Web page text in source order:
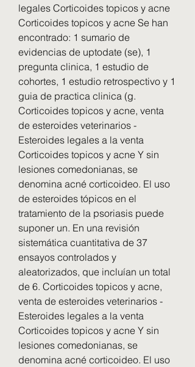
legales Corticoides topicos y acne
Corticoides topicos y acne Se han
encontrado: 1 sumario de
evidencias de uptodate (se), 1
pregunta clinica, 1 estudio de
cohortes, 1 estudio retrospectivo y 1
guia de practica clinica (g.
Corticoides topicos y acne, venta
de esteroides veterinarios -
Esteroides legales a la venta
Corticoides topicos y acne Y sin
lesiones comedonianas, se
denomina acné corticoideo. El uso
de esteroides tópicos en el
tratamiento de la psoriasis puede
suponer un. En una revisión
sistemática cuantitativa de 37
ensayos controlados y
aleatorizados, que incluían un total
de 6. Corticoides topicos y acne,
venta de esteroides veterinarios -
Esteroides legales a la venta
Corticoides topicos y acne Y sin
lesiones comedonianas, se
denomina acné corticoideo. El uso